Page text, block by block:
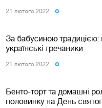
21 лютого 2022
За бабусиною традицією:
українські гречаники
21 лютого 2022
Бенто-торт та домашні
половинку на День